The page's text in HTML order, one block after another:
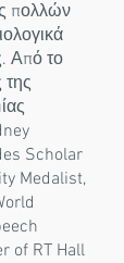
πολλών
Από το
της
Scholar
Medalist,
of RT Hall